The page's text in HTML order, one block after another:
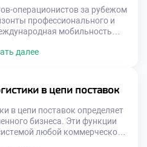
операционистов за рубежом
профессионального и
мобильность
Глобальные цепочки
на рынке труда.
активности
Логистика по своей
деятельностью.
иностранных […]
далее
в цепи поставок
в цепи поставок определяет
бизнеса. Эти функции
любой коммерческой